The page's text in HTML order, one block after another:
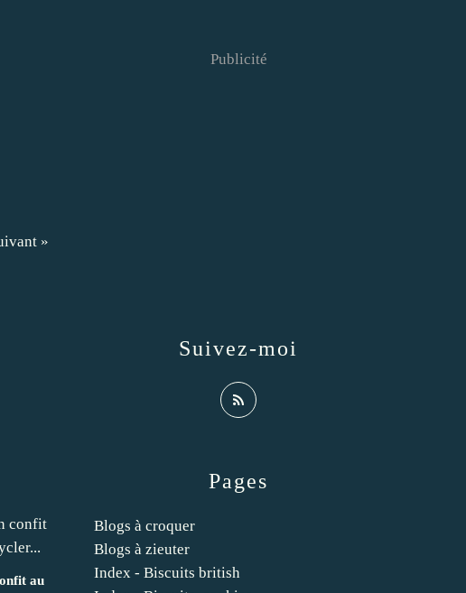
»
au
Pages
Blogs à croquer
Blogs à zieuter
Index - Biscuits british
Suivez-moi
Publicité